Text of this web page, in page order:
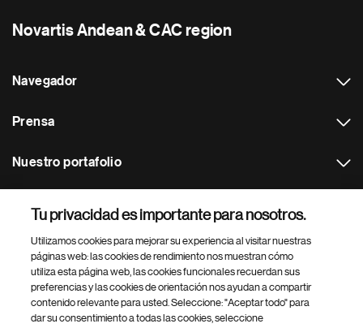
Novartis Andean & CAC region
Navegador
Prensa
Nuestro portafolio
Footer Site Search
Tu privacidad es importante para nosotros.
Utilizamos cookies para mejorar su experiencia al visitar nuestras
páginas web: las cookies de rendimiento nos muestran cómo
utiliza esta página web, las cookies funcionales recuerdan sus
preferencias y las cookies de orientación nos ayudan a compartir
contenido relevante para usted. Seleccione: "Aceptar todo" para
dar su consentimiento a todas las cookies, seleccione